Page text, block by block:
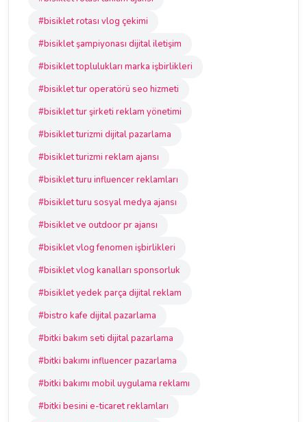
#bisiklet rotası vlog çekimi
#bisiklet şampiyonası dijital iletişim
#bisiklet toplulukları marka işbirlikleri
#bisiklet tur operatörü seo hizmeti
#bisiklet tur şirketi reklam yönetimi
#bisiklet turizmi dijital pazarlama
#bisiklet turizmi reklam ajansı
#bisiklet turu influencer reklamları
#bisiklet turu sosyal medya ajansı
#bisiklet ve outdoor pr ajansı
#bisiklet vlog fenomen işbirlikleri
#bisiklet vlog kanalları sponsorluk
#bisiklet yedek parça dijital reklam
#bistro kafe dijital pazarlama
#bitki bakım seti dijital pazarlama
#bitki bakımı influencer pazarlama
#bitki bakımı mobil uygulama reklamı
#bitki besini e-ticaret reklamları